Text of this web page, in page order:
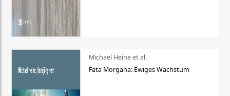
Michael Heine et al.
Fata Morgana: Ewiges Wachstum